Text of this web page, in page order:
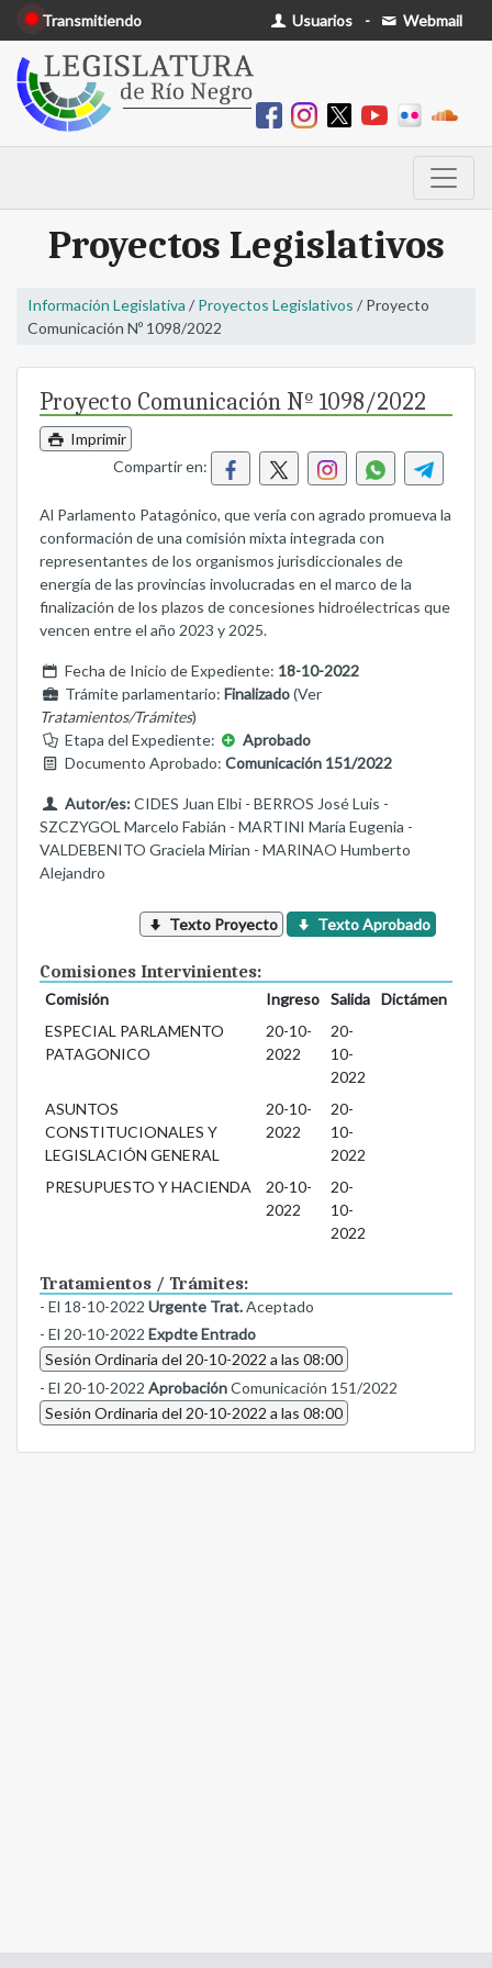
Transmitiendo Usuarios - Webmail
Proyectos Legislativos
Información Legislativa / Proyectos Legislativos / Proyecto
Comunicación Nº 1098/2022
Proyecto Comunicación Nº 1098/2022
Imprimir
Compartir en:
Al Parlamento Patagónico, que vería con agrado promueva la
conformación de una comisión mixta integrada con
representantes de los organismos jurisdiccionales de
energía de las provincias involucradas en el marco de la
finalización de los plazos de concesiones hidroélectricas que
vencen entre el año 2023 y 2025.
Fecha de Inicio de Expediente: 18-10-2022
Trámite parlamentario: Finalizado(Ver
Tratamientos/Trámites)
Etapa del Expediente:
Aprobado
Documento Aprobado: Comunicación 151/2022
Autor/es:CIDES Juan Elbi - BERROS José Luis -
SZCZYGOL Marcelo Fabián - MARTINI María Eugenia -
VALDEBENITO Graciela Mirian - MARINAO Humberto
Alejandro
Texto Proyecto Texto Aprobado
Comisiones Intervinientes:
Comisión Ingreso Salida
Dictámen
ESPECIAL PARLAMENTO
PATAGONICO
20-10-
2022
20-
10-
2022
ASUNTOS
CONSTITUCIONALES Y
LEGISLACIÓN GENERAL
20-10-
2022
20-
10-
2022
PRESUPUESTO Y HACIENDA
20-10-
2022
20-
10-
2022
Tratamientos / Trámites:
- El 18-10-2022 Urgente Trat.Aceptado
- El 20-10-2022 Expdte Entrado
Sesión Ordinaria del 20-10-2022 a las 08:00
- El 20-10-2022 AprobaciónComunicación 151/2022
Sesión Ordinaria del 20-10-2022 a las 08:00